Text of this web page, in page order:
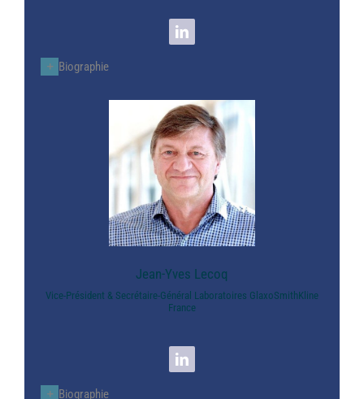
Biographie
Jean-Yves Lecoq
Vice-Président & Secrétaire-Général Laboratoires GlaxoSmithKline
France
Biographie